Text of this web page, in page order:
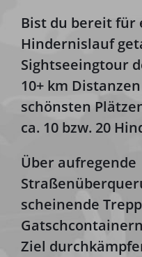
Bist du bereit für
Hindernislauf
Sightseeingtour
10+ km
schönsten
ca. 10 bzw. 20
Über aufregende
scheinende
Ziel